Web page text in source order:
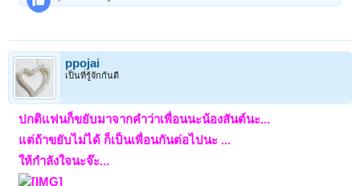
ppojai
เป็นที่รู้จักกันดี
ปกติแฟนก็ขยับมาจากคำว่าเพื่อนนะน้องสันต์นะ...
แต่ถ้าขยับไม่ได้ ก็เป็นเพื่อนกันต่อไปนะ ...
ให้กำลังใจนะจ๊ะ...